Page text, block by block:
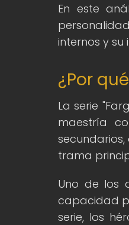
En este
internos y
¿Por
La serie
maestría
trama
Uno de los
capacidad
serie, los